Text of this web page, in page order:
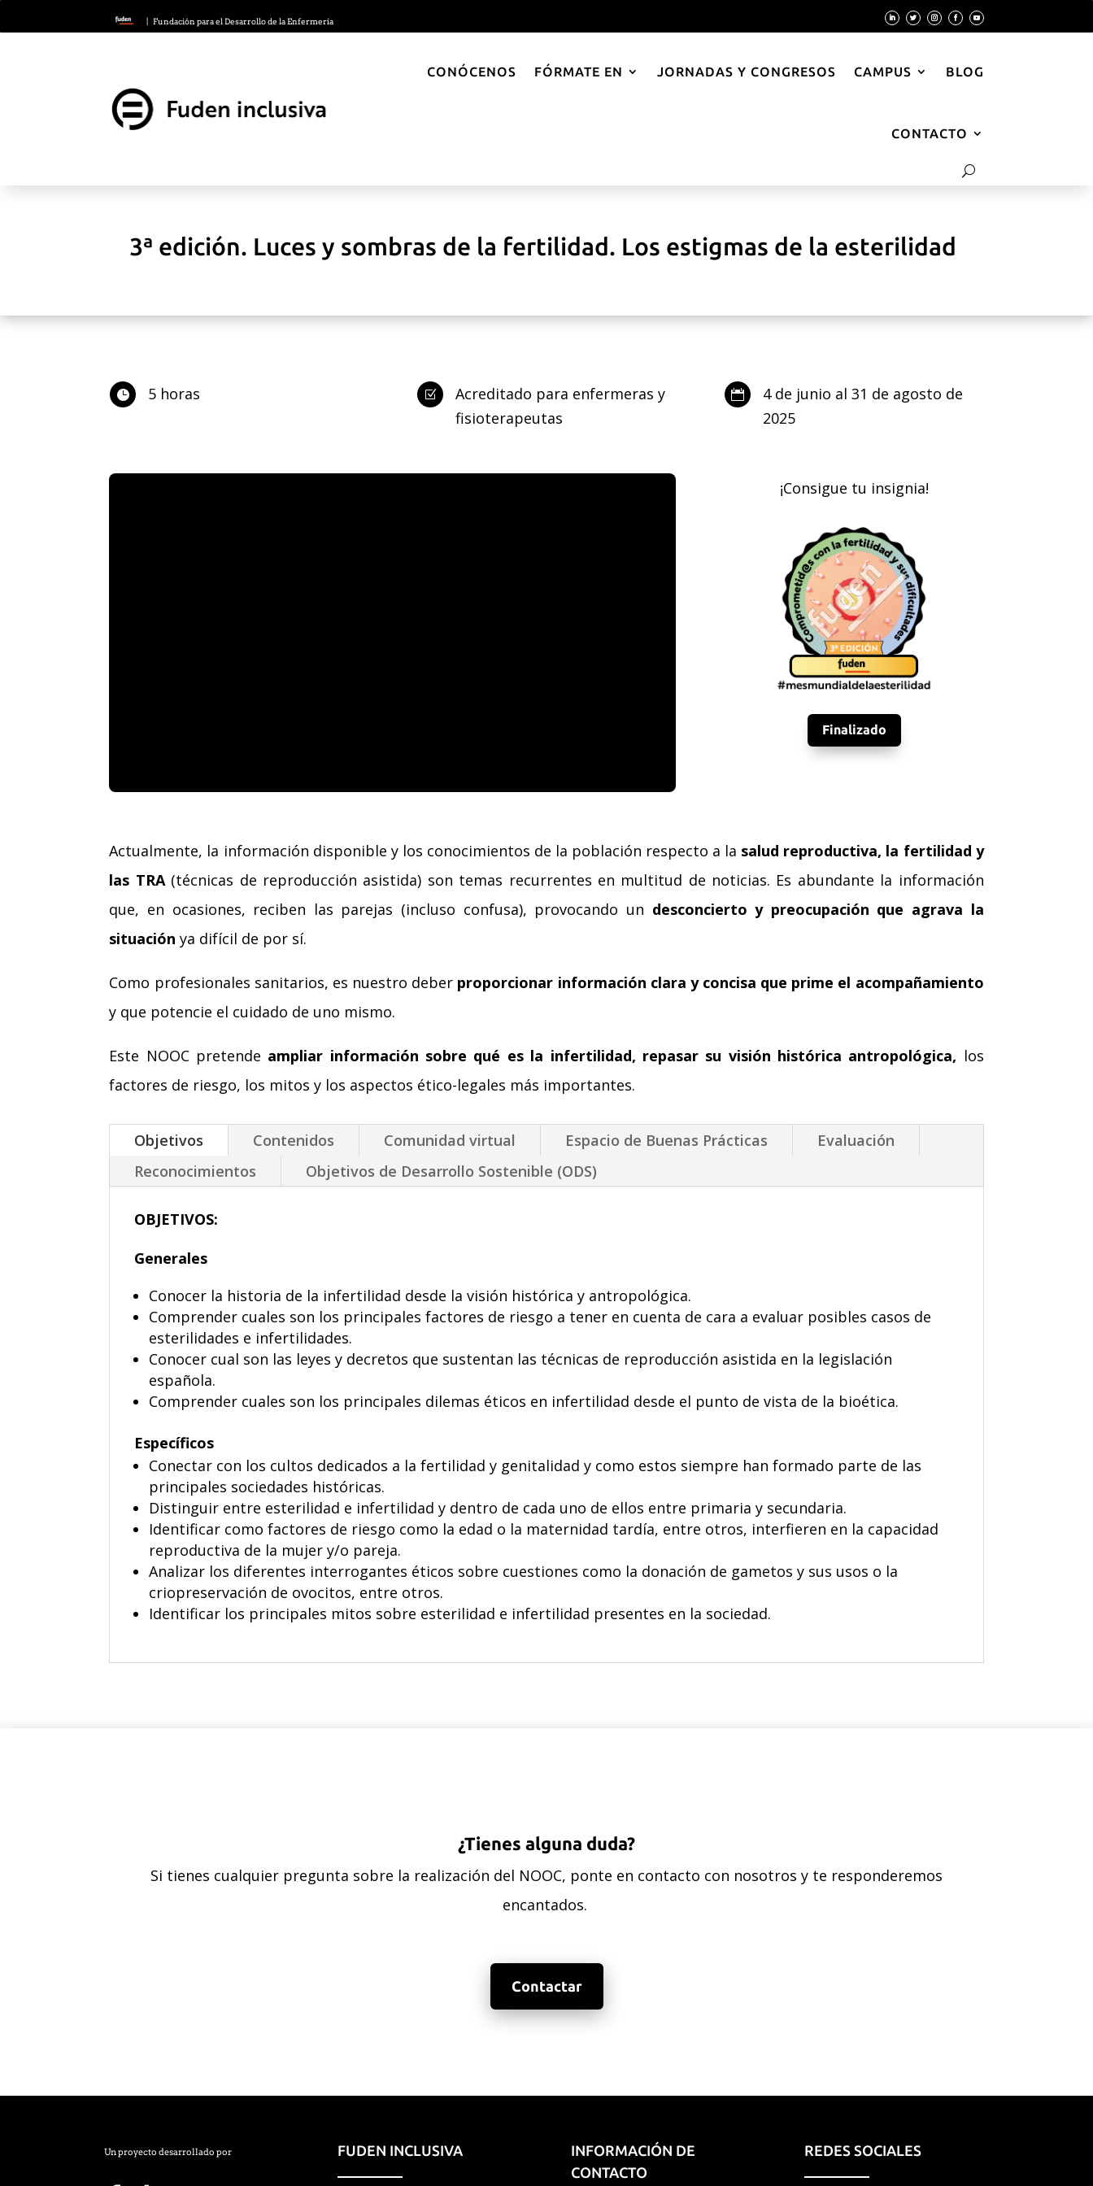
| Fundación para el Desarrollo de la Enfermería
CONÓCENOS FÓRMATE EN JORNADAS Y CONGRESOS CAMPUS BLOG
CONTACTO
3ª edición. Luces y sombras de la fertilidad. Los estigmas de la esterilidad
 5 horas Z
Acreditado para enfermeras y
fisioterapeutas

4 de junio al 31 de agosto de
2025
¡Consigue tu insignia!
Finalizado
Actualmente, la información disponible y los conocimientos de la población respecto a la salud reproductiva, la fertilidad y
las TRA(técnicas de reproducción asistida) son temas recurrentes en multitud de noticias. Es abundante la información
que, en ocasiones, reciben las parejas (incluso confusa), provocando un desconcierto y preocupación que agrava la
situación ya difícil de por sí.
Como profesionales sanitarios, es nuestro deber proporcionar información clara y concisa que prime el acompañamiento
y que potencie el cuidado de uno mismo.
Este NOOC pretende ampliar información sobre qué es la infertilidad, repasar su visión histórica antropológica, los
factores de riesgo, los mitos y los aspectos ético-legales más importantes.
Objetivos Contenidos Comunidad virtual Espacio de Buenas Prácticas
Evaluación
Reconocimientos
Objetivos de Desarrollo Sostenible (ODS)
OBJETIVOS:
Generales
Conocer la historia de la infertilidad desde la visión histórica y antropológica.
Comprender cuales son los principales factores de riesgo a tener en cuenta de cara a evaluar posibles casos de
esterilidades e infertilidades.
Conocer cual son las leyes y decretos que sustentan las técnicas de reproducción asistida en la legislación
española.
Comprender cuales son los principales dilemas éticos en infertilidad desde el punto de vista de la bioética.
Específicos
Conectar con los cultos dedicados a la fertilidad y genitalidad y como estos siempre han formado parte de las
principales sociedades históricas.
Distinguir entre esterilidad e infertilidad y dentro de cada uno de ellos entre primaria y secundaria.
Identificar como factores de riesgo como la edad o la maternidad tardía, entre otros, interfieren en la capacidad
reproductiva de la mujer y/o pareja.
Analizar los diferentes interrogantes éticos sobre cuestiones como la donación de gametos y sus usos o la
criopreservación de ovocitos, entre otros.
Identificar los principales mitos sobre esterilidad e infertilidad presentes en la sociedad.
¿Tienes alguna duda?
Si tienes cualquier pregunta sobre la realización del NOOC, ponte en contacto con nosotros y te responderemos
encantados.
Contactar
Un proyecto desarrollado por FUDEN INCLUSIVA
INFORMACIÓN DE
CONTACTO
REDES SOCIALES